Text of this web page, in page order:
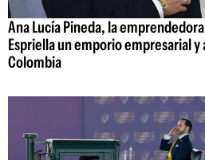
Ana Lucía Pineda, la
Espriella un emporio empresarial
Colombia